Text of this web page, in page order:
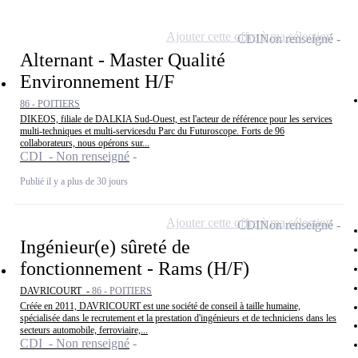
Alternant - Master Qualité
Environnement H/F
86 - POITIERS
DIKEOS, filiale de DALKIA Sud-Ouest, est l'acteur de référence pour les services
multi-techniques et multi-servicesdu Parc du Futuroscope. Forts de 96
collaborateurs, nous opérons sur...
CDI - Non renseigné
Publié il y a plus de 30 jours
CDINon renseigné
Ajouter cette offre à ma sélection
Ingénieur(e) sûreté de
fonctionnement - Rams (H/F)
DAVRICOURT - 86 - POITIERS
Créée en 2011, DAVRICOURT est une société de conseil à taille humaine,
spécialisée dans le recrutement et la prestation d'ingénieurs et de techniciens dans les
secteurs automobile, ferroviaire,...
CDI - Non renseigné
CDINon renseigné
Ajouter cette offre à ma sélection